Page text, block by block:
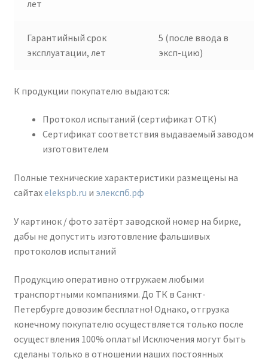
лет
Гарантийный срок
эксплуатации, лет
5 (после ввода в
эксп-цию)
К продукции покупателю выдаются:
Протокол испытаний (сертификат ОТК)
Сертификат соответствия выдаваемый заводом
изготовителем
Полные технические характеристики размещены на
сайтахelekspb.ru и элекспб.рф
У картинок / фото затёрт заводской номер на бирке,
дабы не допустить изготовление фальшивых
протоколов испытаний
Продукцию оперативно отгружаем любыми
транспортными компаниями. До ТК в Санкт-
Петербурге довозим бесплатно! Однако, отгрузка
конечному покупателю осуществляется только после
осуществления 100% оплаты! Исключения могут быть
сделаны только в отношении наших постоянных